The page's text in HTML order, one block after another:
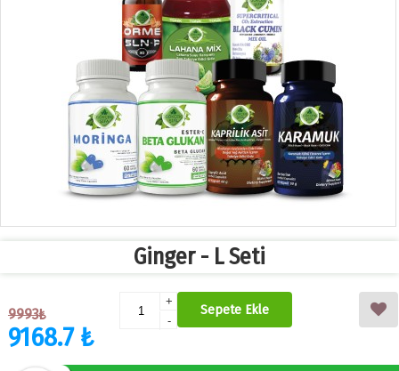
Ginger - L Seti
9993₺
9168.7 ₺
+
-
Sepete Ekle